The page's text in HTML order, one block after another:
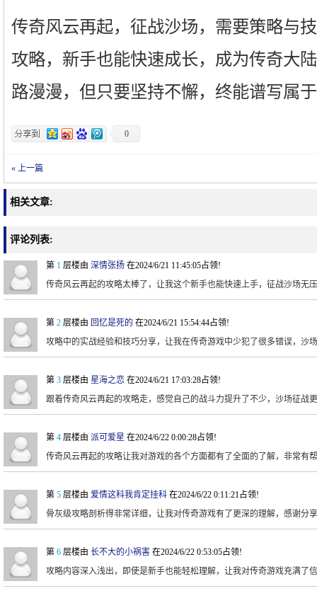
传奇风云再起，征战沙场，需要策略与
攻略，新手也能快速成长，成为传奇大
路漫漫，但只要坚持不懈，终能谱写属
0
« 上一篇
相关文章:
评论列表:
第 1 层楼由 深情张扬 在2024/6/21 11:45:05占领!
传奇风云再起的攻略太棒了，让我这个新手也能快速上手，征战沙场无
第 2 层楼由 回忆是死的 在2024/6/21 15:54:44占领!
攻略中的实战经验和技巧分享，让我在传奇游戏中少犯了很多错误，沙
第 3 层楼由 星海之恋 在2024/6/21 17:03:28占领!
跟着传奇风云再起的攻略走，感觉自己的战斗力提升了不少，沙场征战
第 4 层楼由 派可爱星 在2024/6/22 0:00:28占领!
传奇风云再起的攻略让我对游戏的各个方面都有了全面的了解，非常有
第 5 层楼由 爱情这科我肯定挂科 在2024/6/22 0:11:21占领!
骨灰级攻略剖析得非常详细，让我对传奇游戏有了更深的理解，感谢分
第 6 层楼由 长不大的小祸害 在2024/6/22 0:53:05占领!
攻略内容深入浅出，即使是新手也能轻松理解，让我对传奇游戏充满了